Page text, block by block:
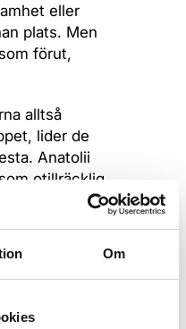
Om
eller
plats. Men
förut,
alltså
lider de
Anatolii
otillräcklig
till följd av
på
som